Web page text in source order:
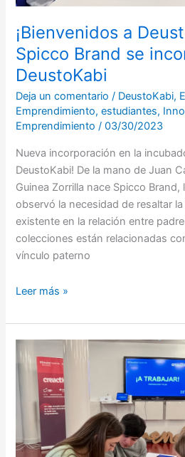
¡Bienvenidos a
Spicco Brand se
DeustoKabi
Deja un comentario / DeustoKabi,
Emprendimiento,estudiantes,
Emprendimiento/03/30/2023
Nueva incorporación en la
DeustoKabi! De la mano de Juan
Guinea Zorrilla nace Spicco
observó la necesidad de resaltar
existente en la relación entre
colecciones están relacionadas
vínculo paterno
Leer más »
Nos
adentramos
en
Inspiria